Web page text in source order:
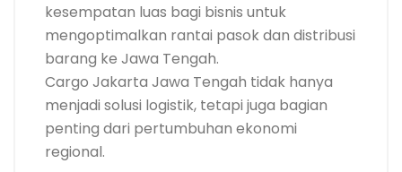
kesempatan luas bagi bisnis untuk
mengoptimalkan rantai pasok dan distribusi
barang ke Jawa Tengah.
Cargo Jakarta Jawa Tengah tidak hanya
menjadi solusi logistik, tetapi juga bagian
penting dari pertumbuhan ekonomi
regional.